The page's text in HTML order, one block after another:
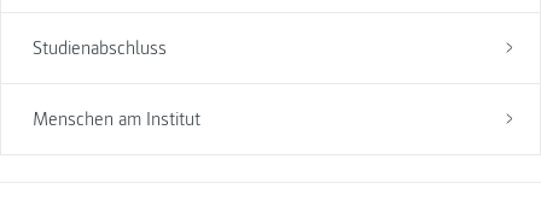
Studienabschluss
Menschen am Institut